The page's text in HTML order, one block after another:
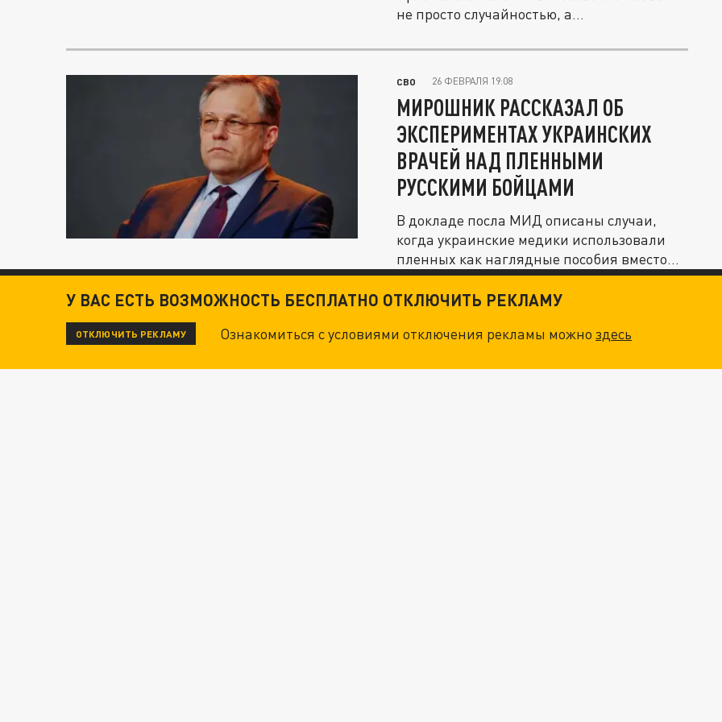
не просто случайностью, а...
СВО 26 ФЕВРАЛЯ 19:08
МИРОШНИК РАССКАЗАЛ ОБ
ЭКСПЕРИМЕНТАХ УКРАИНСКИХ
ВРАЧЕЙ НАД ПЛЕННЫМИ
РУССКИМИ БОЙЦАМИ
В докладе посла МИД описаны случаи,
когда украинские медики использовали
пленных как наглядные пособия вместо...
У ВАС ЕСТЬ ВОЗМОЖНОСТЬ БЕСПЛАТНО ОТКЛЮЧИТЬ РЕКЛАМУ
ОТКЛЮЧИТЬ РЕКЛАМУ Ознакомиться с условиями отключения рекламы можноздесь